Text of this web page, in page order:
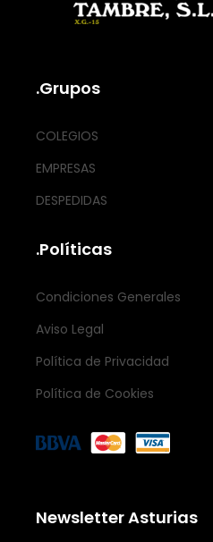
.Grupos
COLEGIOS
EMPRESAS
DESPEDIDAS
.Políticas
Condiciones Generales
Aviso Legal
Política de Privacidad
Política de Cookies
Newsletter Asturias